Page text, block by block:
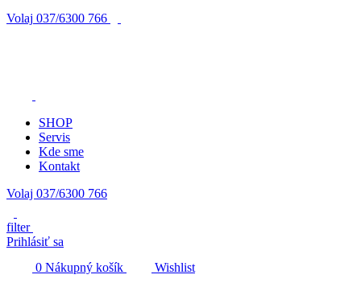
Volaj 037/6300 766
SHOP
Servis
Kde sme
Kontakt
Volaj 037/6300 766
filter
Prihlásiť sa
0 Nákupný košík
Wishlist